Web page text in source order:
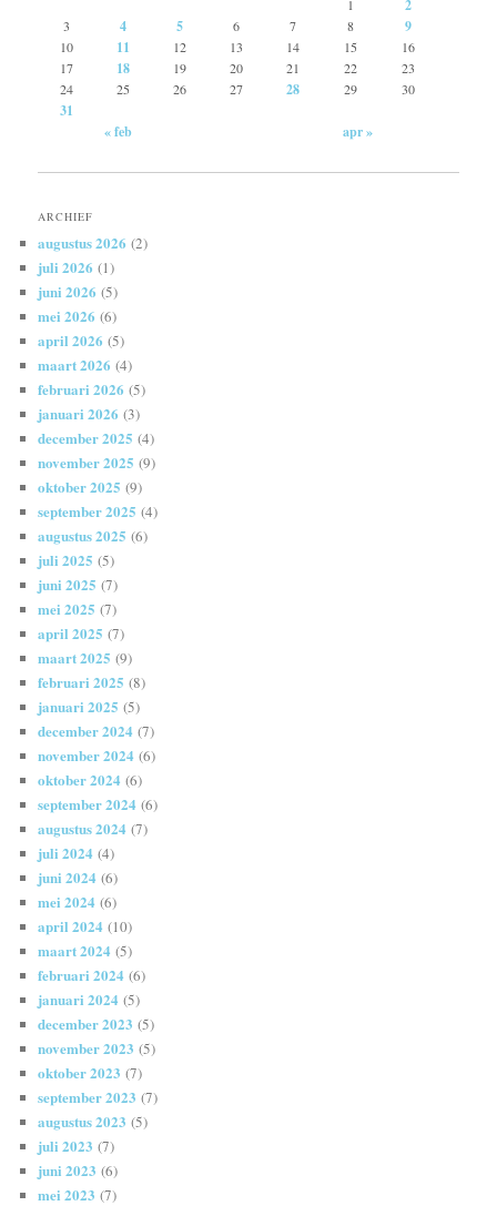
1 2
3 4 5 6 7 8 9
10 11 12 13 14 15
16
17
18 19 20 21 22
23
24
25 26 27 28 29 30
31
« feb
apr »
ARCHIEF
augustus 2026 (2)
juli 2026 (1)
juni 2026 (5)
mei 2026 (6)
april 2026 (5)
maart 2026 (4)
februari 2026 (5)
januari 2026 (3)
december 2025 (4)
november 2025 (9)
oktober 2025 (9)
september 2025 (4)
augustus 2025 (6)
juli 2025 (5)
juni 2025 (7)
mei 2025 (7)
april 2025 (7)
maart 2025 (9)
februari 2025 (8)
januari 2025 (5)
december 2024 (7)
november 2024 (6)
oktober 2024 (6)
september 2024 (6)
augustus 2024 (7)
juli 2024 (4)
juni 2024 (6)
mei 2024 (6)
april 2024 (10)
maart 2024 (5)
februari 2024 (6)
januari 2024 (5)
december 2023 (5)
november 2023 (5)
oktober 2023 (7)
september 2023 (7)
augustus 2023 (5)
juli 2023 (7)
juni 2023 (6)
mei 2023 (7)